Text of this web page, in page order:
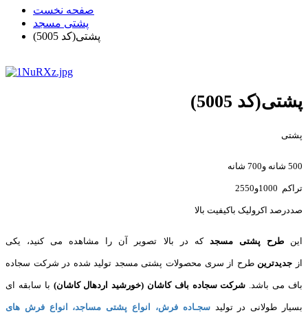
صفحه نخست
پشتی مسجد
پشتی(کد 5005)
پشتی(کد 5005)
پشتی
500 شانه و700 شانه
تراکم 1000و2550
صددرصد اکرولیک باکیفیت بالا
اینطرح پشتی مسجد که در بالا تصویر آن را مشاهده می کنید، یکی
از جدیدترین طرح از سری محصولات پشتی مسجد تولید شده در شرکت سجاده
باف می باشد. شرکت سجاده باف کاشان (خورشید اردهال کاشان) با سابقه ای
بسیار طولانی در تولیدسجـاده فرش، انواع پشتی مساجد، انواع فرش های